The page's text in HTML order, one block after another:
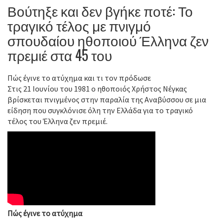
Βούτηξε και δεν βγήκε ποτέ: Το
τραγικό τέλος με πνιγμό
σπουδαίου ηθοποιού Έλληνα ζεν
πρεμιέ στα 45 του
Πώς έγινε το ατύχημα και τι τον πρόδωσε
Στις 21 Ιουνίου του 1981 ο ηθοποιός Χρήστος Νέγκας
βρίσκεται πνιγμένος στην παραλία της Αναβύσσου σε μια
είδηση που συγκλόνισε όλη την Ελλάδα για το τραγικό
τέλος του Έλληνα ζεν πρεμιέ.
Πώς έγινε το ατύχημα